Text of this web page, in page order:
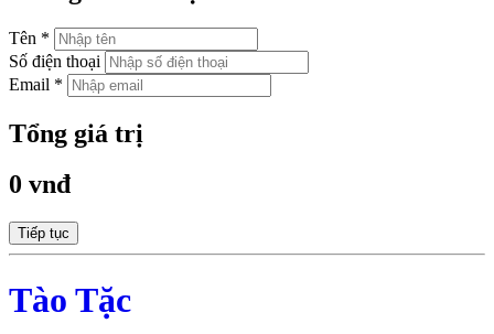
Tên *
Số điện thoại
Email *
Tổng giá trị
0 vnđ
Tiếp tục
Tào Tặc